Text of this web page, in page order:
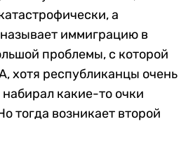
а
иммиграцию в
проблемы, с которой
хотя республиканцы очень
набирал какие-то очки
тогда возникает второй